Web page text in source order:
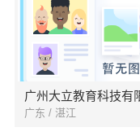
广东 / 湛江